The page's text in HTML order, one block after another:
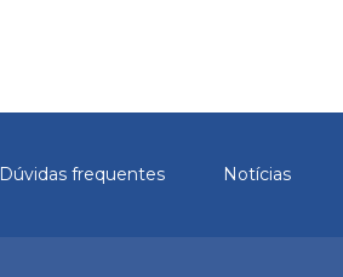
Dúvidas frequentes Notícias